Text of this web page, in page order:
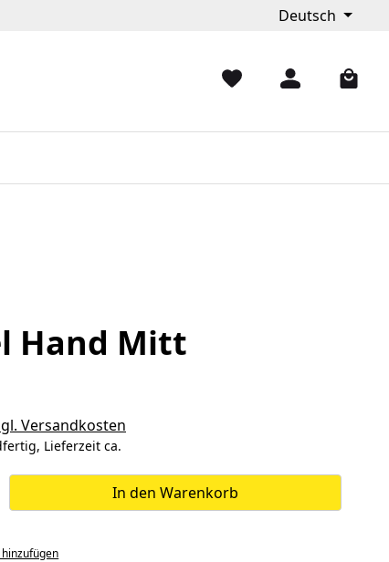
Deutsch
Hand Mitt
Versandkosten
Lieferzeit ca.
In den Warenkorb